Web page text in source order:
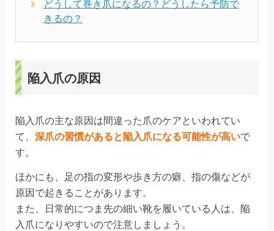
どうして巻き爪になるの？どうしたら予防で
きるの？
陥入爪の原因
陥入爪の主な原因は間違った爪のケアといわれてい
て、 深爪の習慣があると陥入爪になる可能性が高いで
す。
ほかにも、 足の指の変形や歩き方の癖、指の傷などが
原因で起きることがあります。
また、日常的につま先の細い靴を履いている人は、陥
入爪になりやすいので注意しましょう。